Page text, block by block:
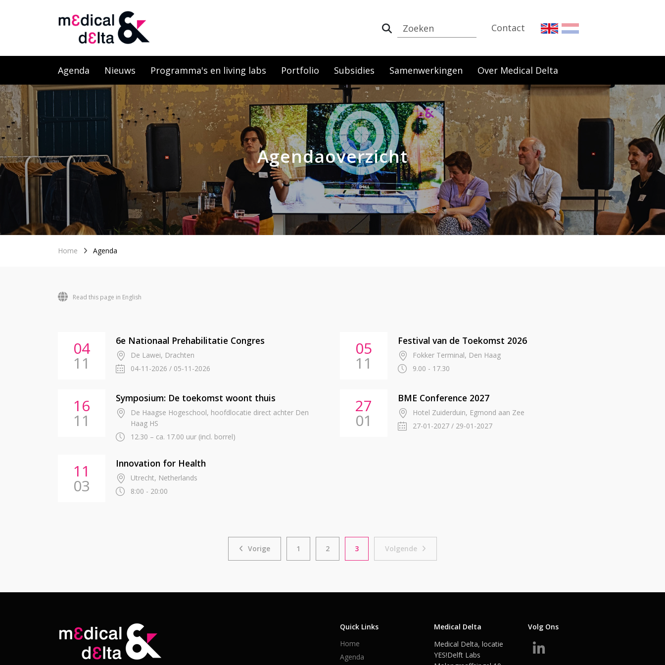
Contact
Agenda Nieuws Programma's en living labs Portfolio Subsidies Samenwerkingen Over Medical Delta
Agendaoverzicht
Home Agenda
Read this page in English
04
11
6e Nationaal Prehabilitatie Congres
De Lawei, Drachten
04-11-2026 / 05-11-2026
05
11
Festival van de Toekomst 2026
Fokker Terminal, Den Haag
9.00 - 17.30
16
11
Symposium: De toekomst woont thuis
De Haagse Hogeschool, hoofdlocatie direct achter Den
Haag HS
12.30 – ca. 17.00 uur (incl. borrel)
27
01
BME Conference 2027
Hotel Zuiderduin, Egmond aan Zee
27-01-2027 / 29-01-2027
11
03
Innovation for Health
Utrecht, Netherlands
8:00 - 20:00
VorigeVorige 1 2 3 Volgende Volgende
Quick Links
Home
Agenda
Medical Delta
Medical Delta, locatie
YES!Delft Labs
Volg Ons